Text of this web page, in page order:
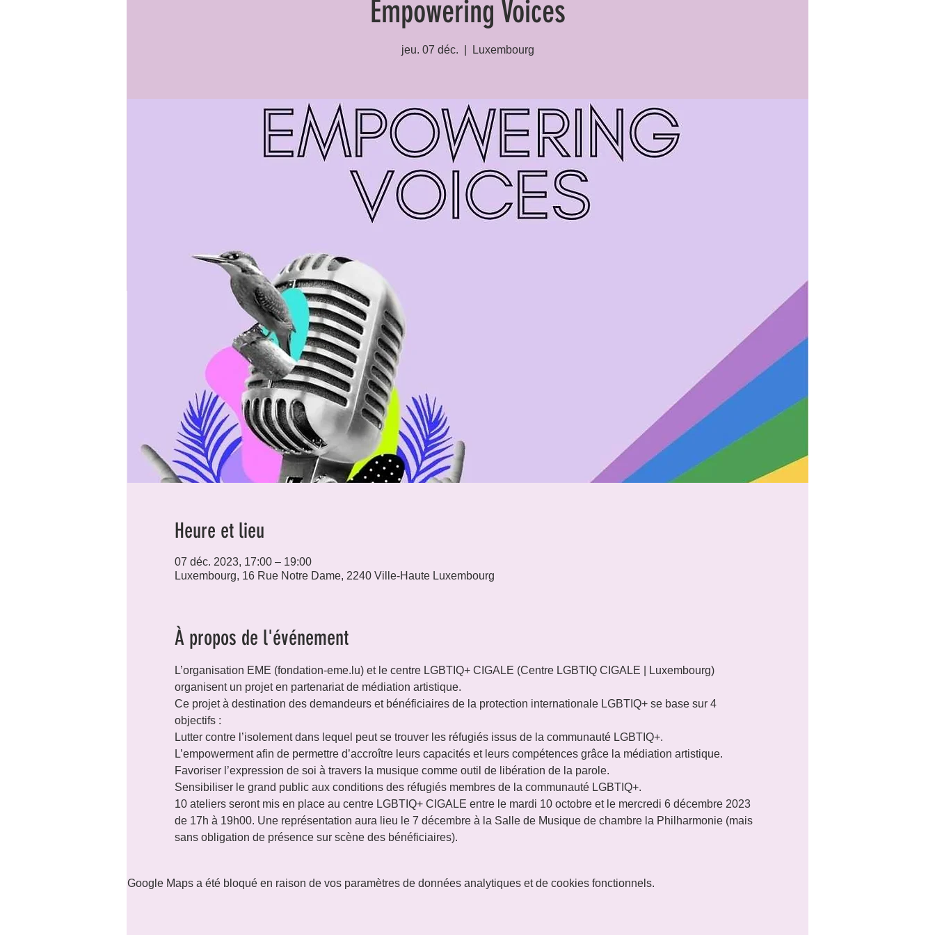
Empowering Voices
jeu. 07 déc. Luxembourg
Heure et lieu
07 déc. 2023, 17:00 – 19:00
Luxembourg, 16 Rue Notre Dame, 2240 Ville-Haute Luxembourg
À propos de l'événement
L’organisation EME (fondation-eme.lu) et le centre LGBTIQ+ CIGALE (Centre LGBTIQ CIGALE | Luxembourg)
organisent un projet en partenariat de médiation artistique.
Ce projet à destination des demandeurs et bénéficiaires de la protection internationale LGBTIQ+ se base sur 4
objectifs :
Lutter contre l’isolement dans lequel peut se trouver les réfugiés issus de la communauté LGBTIQ+.
L’empowerment afin de permettre d’accroître leurs capacités et leurs compétences grâce la médiation artistique.
Favoriser l’expression de soi à travers la musique comme outil de libération de la parole.
Sensibiliser le grand public aux conditions des réfugiés membres de la communauté LGBTIQ+.
10 ateliers seront mis en place au centre LGBTIQ+ CIGALE entre le mardi 10 octobre et le mercredi 6 décembre 2023
de 17h à 19h00. Une représentation aura lieu le 7 décembre à la Salle de Musique de chambre la Philharmonie (mais
sans obligation de présence sur scène des bénéficiaires).
Google Maps a été bloqué en raison de vos paramètres de données analytiques et de cookies fonctionnels.